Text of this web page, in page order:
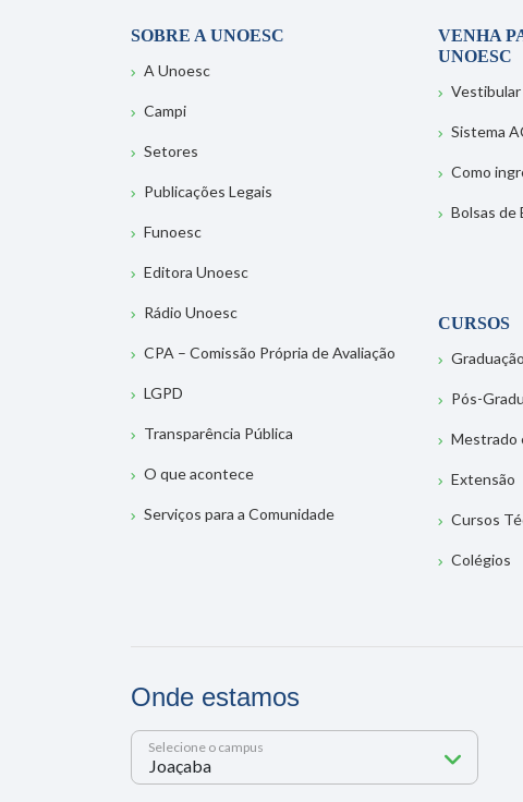
SOBRE A UNOESC
A Unoesc
Campi
Setores
Publicações Legais
Funoesc
Editora Unoesc
Rádio Unoesc
CPA – Comissão Própria de Avaliação
LGPD
Transparência Pública
O que acontece
Serviços para a Comunidade
VENHA
UNOESC
Vestibular
Sistema
Como
Bolsas de
CURSOS
Graduação
Pós-
Mestrado
Extensão
Cursos
Colégios
Onde estamos
Selecione o campus